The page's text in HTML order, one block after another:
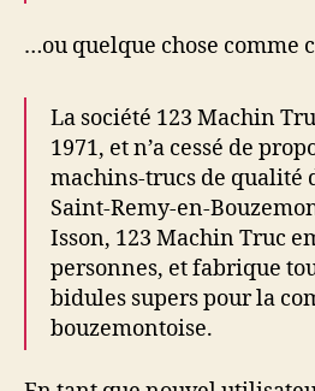
…ou quelque chose comme
La société 123 Machin
1971, et n’a cessé de
machins-trucs de qualité
Saint-Remy-en-
Isson, 123 Machin Truc
personnes, et fabrique
bidules supers pour la
bouzemontoise.